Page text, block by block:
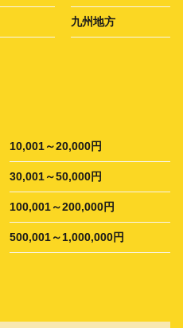
九州地方
10,001～20,000円
30,001～50,000円
100,001～200,000円
500,001～1,000,000円